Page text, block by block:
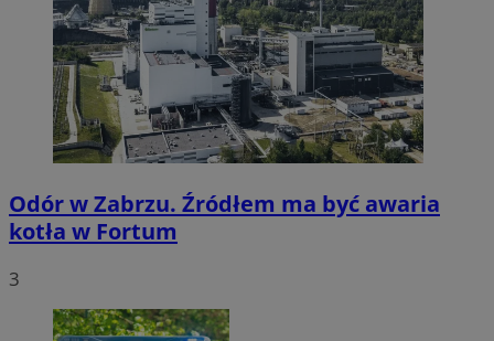
Odór w Zabrzu. Źródłem ma być awaria
kotła w Fortum
3